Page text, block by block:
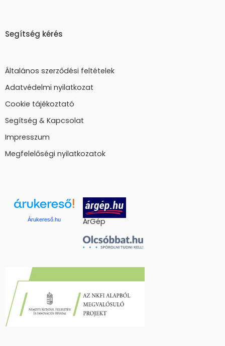
Segítség kérés
Általános szerződési feltételek
Adatvédelmi nyilatkozat
Cookie tájékoztató
Segítség & Kapcsolat
Impresszum
Megfelelőségi nyilatkozatok
Árukereső.hu ÁrGép